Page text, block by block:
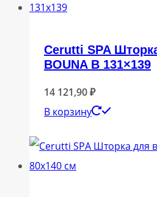
Cerutti SPA
BOUNA B 131×139
14 121,90₽
В корзину